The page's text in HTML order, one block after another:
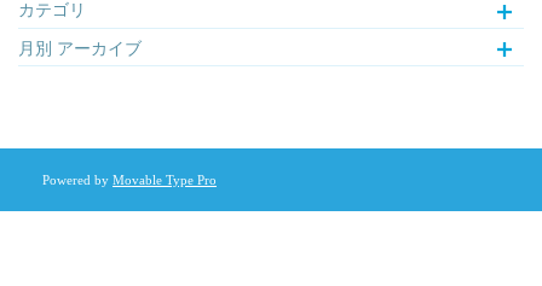
カテゴリ
月別 アーカイブ
Powered by Movable Type Pro